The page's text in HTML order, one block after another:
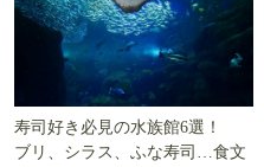
寿司好き必見の水族館6選！
ブリ、シラス、ふな寿司…食文